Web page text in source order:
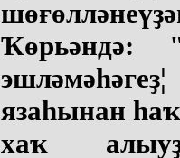
Ҡөрьәндә:
язаһынан
хаҡ